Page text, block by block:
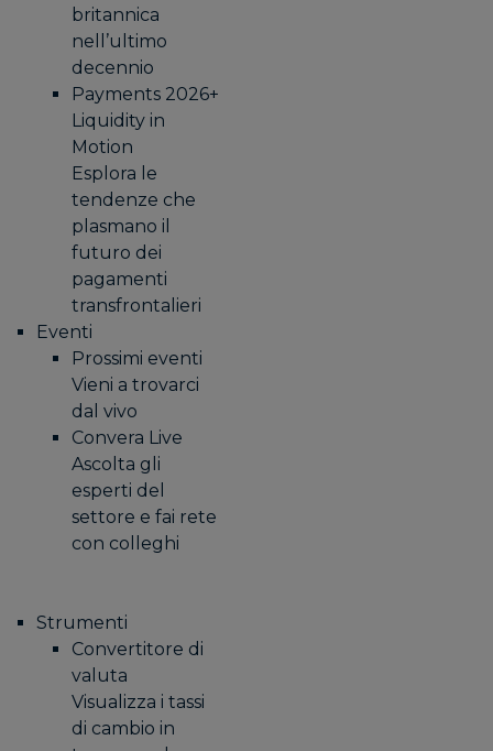
britannica
nell’ultimo
decennio
Payments 2026+
Liquidity in
Motion
Esplora le
tendenze che
plasmano il
futuro dei
pagamenti
transfrontalieri
Eventi
Prossimi eventi
Vieni a trovarci
dal vivo
Convera Live
Ascolta gli
esperti del
settore e fai rete
con colleghi
Strumenti
Convertitore di
valuta
Visualizza i tassi
di cambio in